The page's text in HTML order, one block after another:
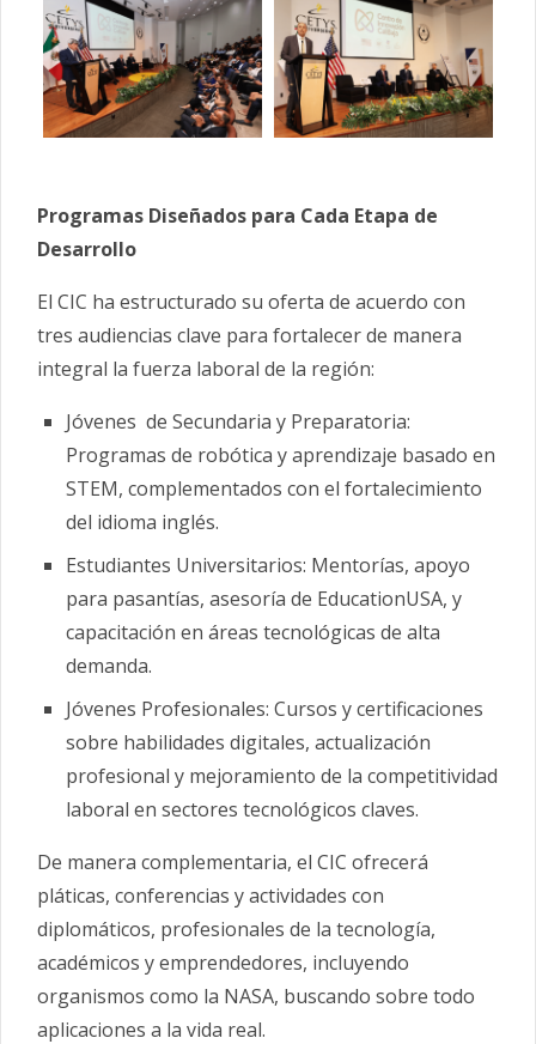
Programas Diseñados para Cada Etapa de
Desarrollo
El CIC ha estructurado su oferta de acuerdo con
tres audiencias clave para fortalecer de manera
integral la fuerza laboral de la región:
Jóvenes de Secundaria y Preparatoria:
Programas de robótica y aprendizaje basado en
STEM, complementados con el fortalecimiento
del idioma inglés.
Estudiantes Universitarios: Mentorías, apoyo
para pasantías, asesoría de EducationUSA, y
capacitación en áreas tecnológicas de alta
demanda.
Jóvenes Profesionales: Cursos y certificaciones
sobre habilidades digitales, actualización
profesional y mejoramiento de la competitividad
laboral en sectores tecnológicos claves.
De manera complementaria, el CIC ofrecerá
pláticas, conferencias y actividades con
diplomáticos, profesionales de la tecnología,
académicos y emprendedores, incluyendo
organismos como la NASA, buscando sobre todo
aplicaciones a la vida real.